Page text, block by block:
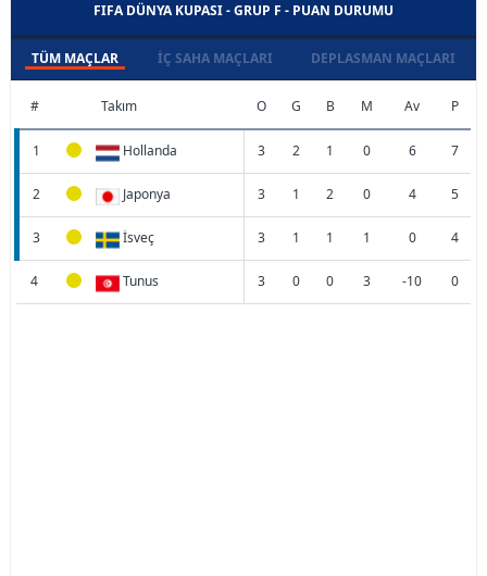
FIFA DÜNYA KUPASI - GRUP F - PUAN DURUMU
TÜM MAÇLAR İÇ SAHA MAÇLARI DEPLASMAN MAÇLARI
# Takım O G B M Av P
1 Hollanda 3 2 1 0 6 7
2 Japonya 3 1 2 0 4 5
3 İsveç 3 1 1 1 0 4
4 Tunus 3 0 0 3 -10 0